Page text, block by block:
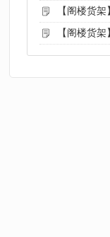
【阁楼货
【阁楼货